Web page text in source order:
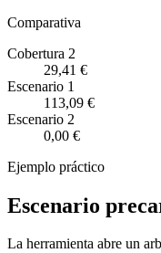
Comparativa
Cobertura 2
29,41 €
Escenario 1
113,09 €
Escenario 2
0,00 €
Ejemplo práctico
Escenario
La herramienta abre un